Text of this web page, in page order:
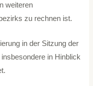
weiteren
zu rechnen ist.
in der Sitzung der
in Hinblick